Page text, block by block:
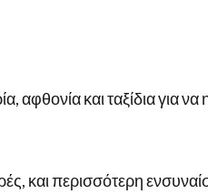
αφθονία και ταξίδια για
και περισσότερη